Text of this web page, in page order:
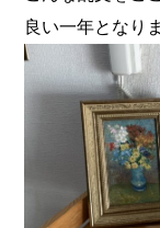
良い一年となり